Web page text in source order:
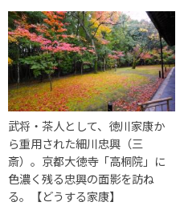
武将・茶人として、徳川家康か
ら重用された細川忠興（三
斎）。京都大徳寺「高桐院」に
色濃く残る忠興の面影を訪ね
る。【どうする家康】